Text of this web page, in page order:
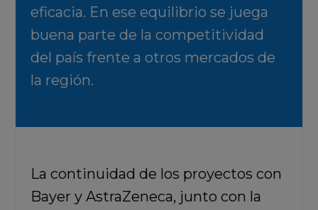
eficacia. En ese equilibrio se juega
buena parte de la competitividad
del país frente a otros mercados de
la región.
La continuidad de los proyectos con
Bayer y AstraZeneca, junto con la